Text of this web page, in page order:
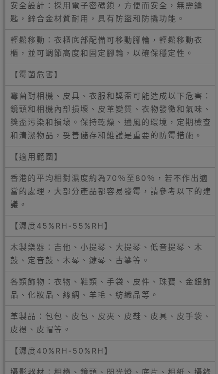
安全設計：採用電子密碼鎖，方便而安全，無需鑰
匙，鋅合金材質耐用，具有防盜和防撬功能。
輕鬆移動：衣櫃底部配備可移動腳輪，輕鬆移動衣
櫃，並可調節高度和固定腳輪，以確保穩定性。
【霉菌危害】
霉菌對相機、皮具、衣服和獎盃可能造成以下危害：
鏡頭和相機內部損壞、皮革變質、衣物發黴和氣味、
獎盃污染和損壞。保持乾燥、通風的環境，定期檢查
和清潔物品，妥善儲存和維護是重要的防霉措施。
【適用範圍】
香港的平均相對濕度約為70％至80％，若不作出適
當的處理，大部分產品都容易發霉，請參考以下的建
議。
【濕度45%RH-55%RH】
木製樂器：吉他、小提琴、大提琴、低音提琴、木
鼓、定音鼓、木琴、鍵琴、古箏等。
各類飾物：衣物、鞋類、手袋、皮件、珠寶、金銀飾
品、化妝品、絲綢、羊毛、紡織品等。
革製品：包包、皮包、皮夾、皮鞋、皮具、皮手袋、
皮褸、皮帽等。
【濕度40%RH-50%RH】